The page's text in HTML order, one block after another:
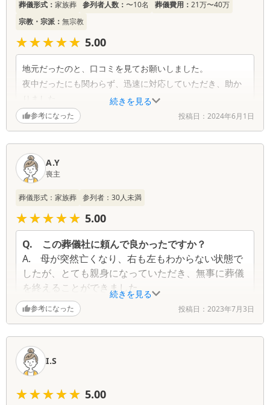
続きを見る
葬儀形式： 家族葬 参列者人数： 〜10名 葬儀費用： 21万〜40万
宗教・宗派： 無宗教
★★★★★
★★★★★ 5.00
地元だったのと、口コミを見てお願いしました。
夜中だったにも関わらず、迅速に対応していただき、助か
かわいい色の棺と福島さんの手作り骨ツボカバー。手作り
とは思えないクオリティで感動しました。
こちらに寄り添って頂いたのは、今回の母の葬儀が初めて
だったので（祖父母の時はマニュアル通りでした）嬉しか
ったです。
参考になった 投稿日： 2024年6月1日
続きを見る
A.Y
喪主
葬儀形式： 家族葬 参列者： 30人未満
★★★★★
★★★★★ 5.00
Q. この葬儀社に頼んで良かったですか？
A. 母が突然亡くなり、右も左もわからない状態で
したが、とても親身になっていただき、無事に葬儀
を終えることができました。
葬儀屋さんは堅苦しいイメージがありましたが、と
ても親しみやすくいい葬儀屋さんでした。感謝の気
親戚や近所で困っている方がいましたら、おすすめ
しようと思います。
Q.この葬儀社が改善するべき点はありますか？
参考になった 投稿日： 2023年7月3日
I.S
★★★★★
★★★★★ 5.00